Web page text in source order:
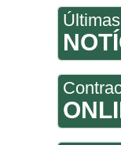
Últimas